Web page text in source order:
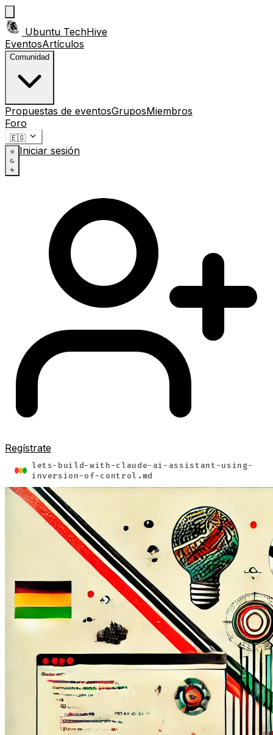
Ubuntu TechHive
EventosArtículos
Comunidad
Propuestas de eventosGruposMiembros
Foro
🇪🇸
Iniciar sesión
Regístrate
lets-build-with-claude-ai-assistant-using-
inversion-of-control.md